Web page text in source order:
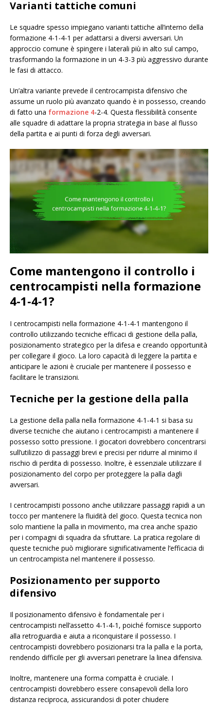
Varianti tattiche comuni
Le squadre spesso impiegano varianti tattiche all’interno della
formazione 4-1-4-1 per adattarsi a diversi avversari. Un
approccio comune è spingere i laterali più in alto sul campo,
trasformando la formazione in un 4-3-3 più aggressivo durante
le fasi di attacco.
Un’altra variante prevede il centrocampista difensivo che
assume un ruolo più avanzato quando è in possesso, creando
di fatto una formazione 4-2-4. Questa flessibilità consente
alle squadre di adattare la propria strategia in base al flusso
della partita e ai punti di forza degli avversari.
Come mantengono il controllo i
centrocampisti nella formazione
4-1-4-1?
I centrocampisti nella formazione 4-1-4-1 mantengono il
controllo utilizzando tecniche efficaci di gestione della palla,
posizionamento strategico per la difesa e creando opportunità
per collegare il gioco. La loro capacità di leggere la partita e
anticipare le azioni è cruciale per mantenere il possesso e
facilitare le transizioni.
Tecniche per la gestione della palla
La gestione della palla nella formazione 4-1-4-1 si basa su
diverse tecniche che aiutano i centrocampisti a mantenere il
possesso sotto pressione. I giocatori dovrebbero concentrarsi
sull’utilizzo di passaggi brevi e precisi per ridurre al minimo il
rischio di perdita di possesso. Inoltre, è essenziale utilizzare il
posizionamento del corpo per proteggere la palla dagli
avversari.
I centrocampisti possono anche utilizzare passaggi rapidi a un
tocco per mantenere la fluidità del gioco. Questa tecnica non
solo mantiene la palla in movimento, ma crea anche spazio
per i compagni di squadra da sfruttare. La pratica regolare di
queste tecniche può migliorare significativamente l’efficacia di
un centrocampista nel mantenere il possesso.
Posizionamento per supporto
difensivo
Il posizionamento difensivo è fondamentale per i
centrocampisti nell’assetto 4-1-4-1, poiché fornisce supporto
alla retroguardia e aiuta a riconquistare il possesso. I
centrocampisti dovrebbero posizionarsi tra la palla e la porta,
rendendo difficile per gli avversari penetrare la linea difensiva.
Inoltre, mantenere una forma compatta è cruciale. I
centrocampisti dovrebbero essere consapevoli della loro
distanza reciproca, assicurandosi di poter chiudere